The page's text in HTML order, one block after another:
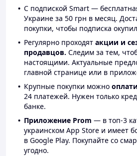
С подпиской Smart —
Украине за 50 грн в месяц.
покупки, чтобы подписка
Регулярно проходят акции и
продавцов. Следим за тем,
настоящими. Актуальные
главной странице или в
Крупные покупки можно
24 платежей. Нужен только
банке.
Приложение Prom — в топ-3
украинском App Store и имеет
в Google Play. Покупайте со
угодно.